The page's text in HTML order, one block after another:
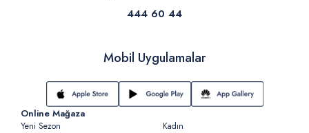
444 60 44
Mobil Uygulamalar
Online Mağaza
Yeni Sezon
Kadın